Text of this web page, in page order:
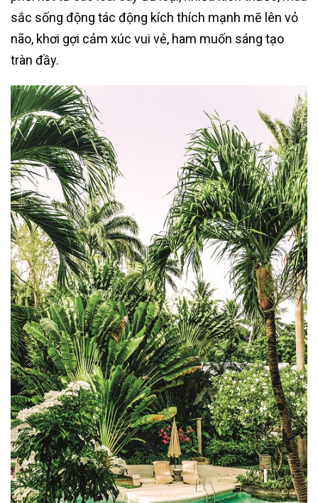
sắc sống động tác động kích thích mạnh mẽ lên vỏ
não, khơi gợi cảm xúc vui vẻ, ham muốn sáng tạo
tràn đầy.